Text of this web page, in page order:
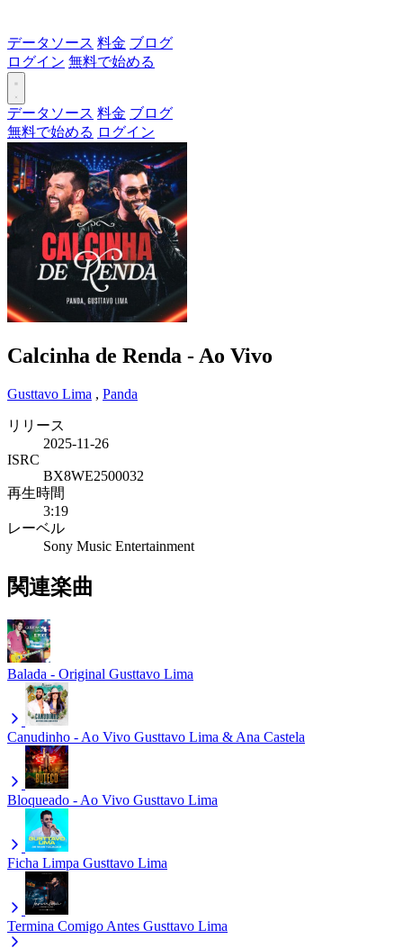
データソース 料金 ブログ
ログイン 無料で始める
データソース 料金 ブログ
無料で始める ログイン
Calcinha de Renda - Ao Vivo
Gusttavo Lima , Panda
リリース
2025-11-26
ISRC
BX8WE2500032
再生時間
3:19
レーベル
Sony Music Entertainment
関連楽曲
Balada - Original Gusttavo Lima
Canudinho - Ao Vivo Gusttavo Lima & Ana Castela
Bloqueado - Ao Vivo Gusttavo Lima
Ficha Limpa Gusttavo Lima
Termina Comigo Antes Gusttavo Lima